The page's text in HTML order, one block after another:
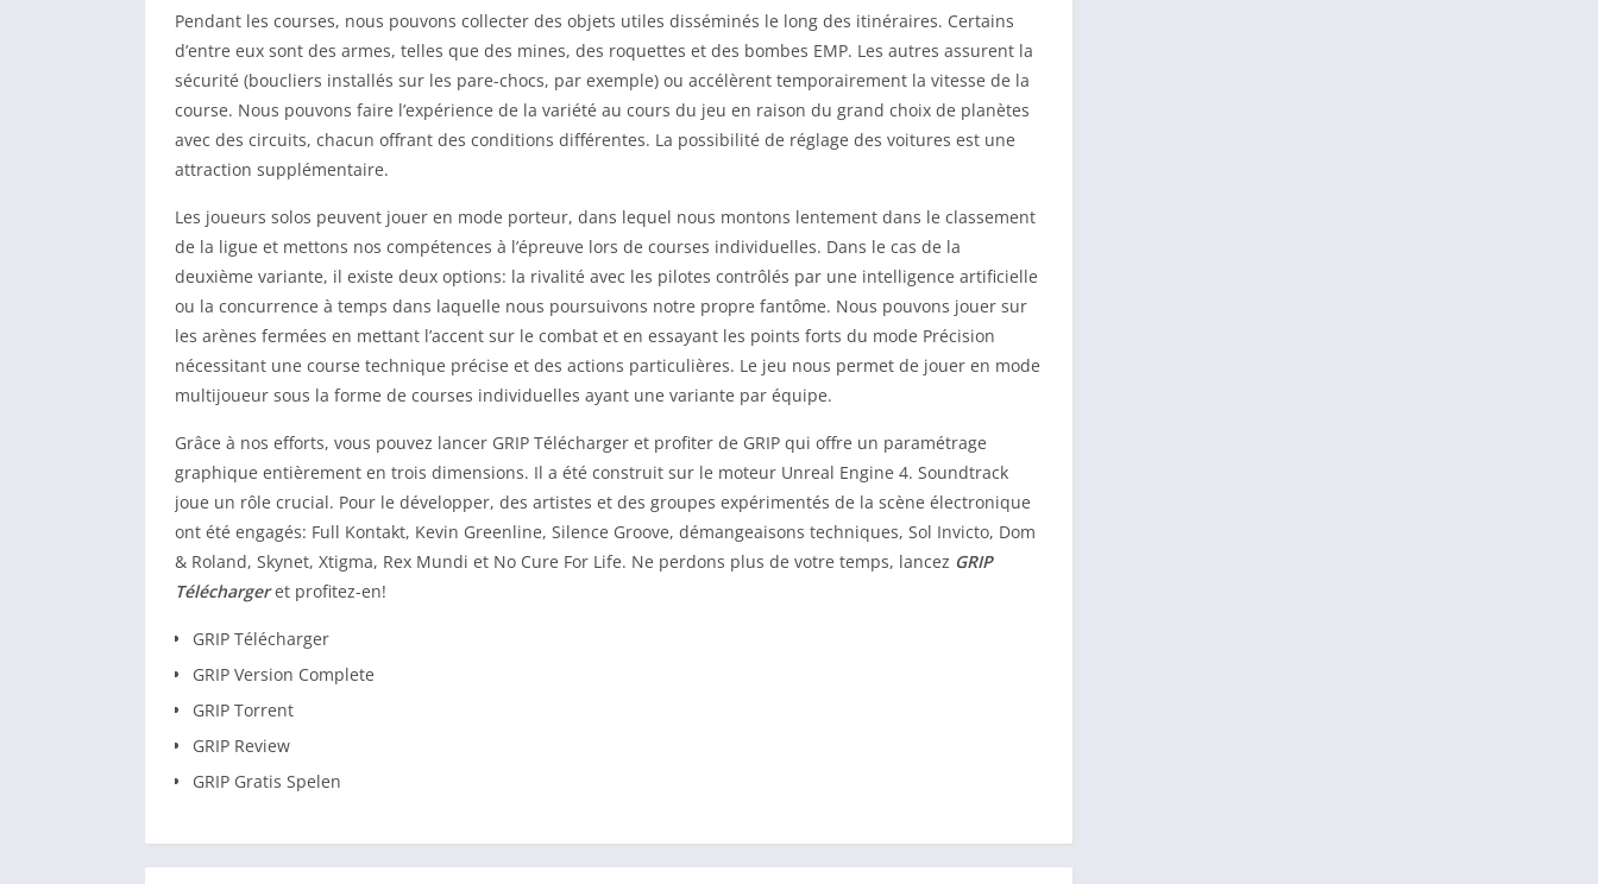
Pendant les courses, nous pouvons collecter des objets utiles disséminés le long des itinéraires. Certains
d’entre eux sont des armes, telles que des mines, des roquettes et des bombes EMP. Les autres assurent la
sécurité (boucliers installés sur les pare-chocs, par exemple) ou accélèrent temporairement la vitesse de la
course. Nous pouvons faire l’expérience de la variété au cours du jeu en raison du grand choix de planètes
avec des circuits, chacun offrant des conditions différentes. La possibilité de réglage des voitures est une
attraction supplémentaire.
Les joueurs solos peuvent jouer en mode porteur, dans lequel nous montons lentement dans le classement
de la ligue et mettons nos compétences à l’épreuve lors de courses individuelles. Dans le cas de la
deuxième variante, il existe deux options: la rivalité avec les pilotes contrôlés par une intelligence artificielle
ou la concurrence à temps dans laquelle nous poursuivons notre propre fantôme. Nous pouvons jouer sur
les arènes fermées en mettant l’accent sur le combat et en essayant les points forts du mode Précision
nécessitant une course technique précise et des actions particulières. Le jeu nous permet de jouer en mode
multijoueur sous la forme de courses individuelles ayant une variante par équipe.
Grâce à nos efforts, vous pouvez lancer GRIP Télécharger et profiter de GRIP qui offre un paramétrage
graphique entièrement en trois dimensions. Il a été construit sur le moteur Unreal Engine 4. Soundtrack
joue un rôle crucial. Pour le développer, des artistes et des groupes expérimentés de la scène électronique
ont été engagés: Full Kontakt, Kevin Greenline, Silence Groove, démangeaisons techniques, Sol Invicto, Dom
& Roland, Skynet, Xtigma, Rex Mundi et No Cure For Life. Ne perdons plus de votre temps, lancez GRIP
Téléchargeret profitez-en!
GRIP Télécharger
GRIP Version Complete
GRIP Torrent
GRIP Review
GRIP Gratis Spelen